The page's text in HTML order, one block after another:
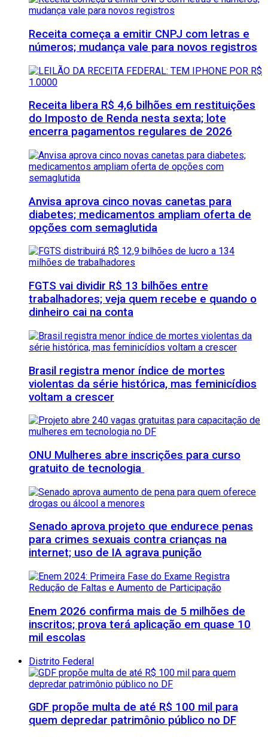
Receita começa a emitir CNPJ com letras e
números; mudança vale para novos registros
Receita libera R$ 4,6 bilhões em restituições
do Imposto de Renda nesta sexta; lote
encerra pagamentos regulares de 2026
Anvisa aprova cinco novas canetas para
diabetes; medicamentos ampliam oferta de
opções com semaglutida
FGTS vai dividir R$ 13 bilhões entre
trabalhadores; veja quem recebe e quando o
dinheiro cai na conta
Brasil registra menor índice de mortes
violentas da série histórica, mas feminicídios
voltam a crescer
ONU Mulheres abre inscrições para curso
gratuito de tecnologia
Senado aprova projeto que endurece penas
para crimes sexuais contra crianças na
internet; uso de IA agrava punição
Enem 2026 confirma mais de 5 milhões de
inscritos; prova terá aplicação em quase 10
mil escolas
Distrito Federal
GDF propõe multa de até R$ 100 mil para
quem depredar patrimônio público no DF